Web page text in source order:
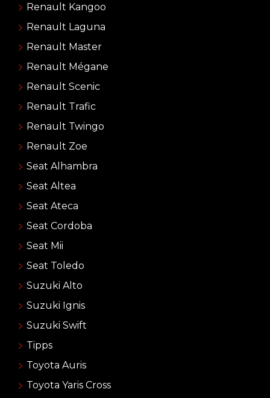
Renault Kangoo
Renault Laguna
Renault Master
Renault Mégane
Renault Scenic
Renault Trafic
Renault Twingo
Renault Zoe
Seat Alhambra
Seat Altea
Seat Ateca
Seat Cordoba
Seat Mii
Seat Toledo
Suzuki Alto
Suzuki Ignis
Suzuki Swift
Tipps
Toyota Auris
Toyota Yaris Cross